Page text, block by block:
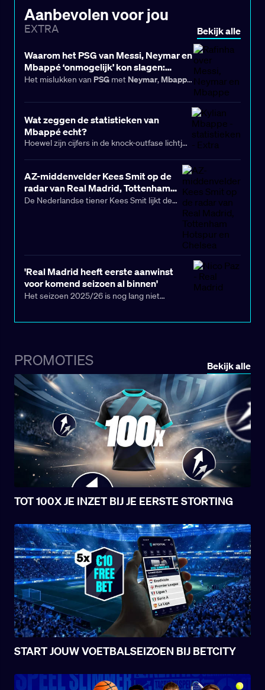
Aanbevolen voor jou
EXTRA Bekijk alle
Waarom het PSG van Messi, Neymar en
Mbappé ‘onmogelijk’ kon slagen:
Rafinha Alcântara legt uit
Het mislukken van PSG met Neymar, Mbappé
maar eens het bewijs dat het samenbrengen
van veel sterren in een voetbalteam lang niet
altijd de beste strategie is. De Braziliaan
Rafinha Alcântara, die twee jaar bij de Parijse
club doorbracht, maakte het begin van dit
tijdperk mee en zag al snel dat het fout zou
gaan.
Wat zeggen de statistieken van
Mbappé echt?
Hoewel zijn cijfers in de knock-outfase lichtjes
speler in de Champions League. Dat
onderstreept niet alleen zijn regelmaat voor
het doel, maar ook zijn altruïsme.
AZ-middenvelder Kees Smit op de
radar van Real Madrid, Tottenham
Hotspur en Chelsea
De Nederlandse tiener Kees Smit lijkt de
middenvelder aan hun selectie toe te
zal de club uit Alkmaar zo goed als zeker
een flinke smak geld opleveren.
'Real Madrid heeft eerste aanwinst
voor komend seizoen al binnen'
Het seizoen 2025/26 is nog lang niet
aanwinst voor de transferperiode van
PROMOTIES Bekijk alle
TOT 100X JE INZET BIJ JE EERSTE STORTING
START JOUW VOETBALSEIZOEN BIJ BETCITY